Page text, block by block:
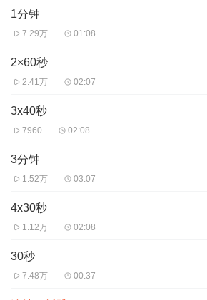
1分钟
7.29万 01:08
2×60秒
2.41万 02:07
3x40秒
7960 02:08
3分钟
1.52万 03:07
4x30秒
1.12万 02:08
30秒
7.48万 00:37